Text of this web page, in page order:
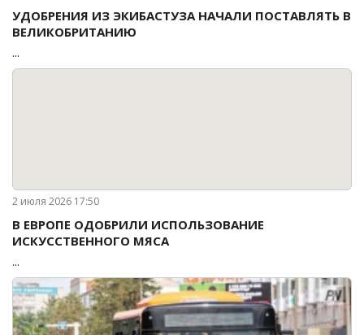
УДОБРЕНИЯ ИЗ ЭКИБАСТУЗА НАЧАЛИ ПОСТАВЛЯТЬ В
ВЕЛИКОБРИТАНИЮ
...
2 июля 2026 17:50
В ЕВРОПЕ ОДОБРИЛИ ИСПОЛЬЗОВАНИЕ
ИСКУССТВЕННОГО МЯСА
...